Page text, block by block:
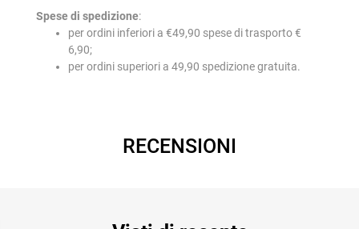
Spese di spedizione:
per ordini inferiori a €49,90 spese di trasporto €
6,90;
per ordini superiori a 49,90 spedizione gratuita.
RECENSIONI